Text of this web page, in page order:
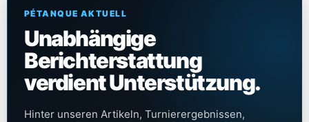
PÉTANQUE AKTUELL
Unabhängige
Berichterstattung
verdient Unterstützung.
Hinter unseren Artikeln, Turnierergebnissen,